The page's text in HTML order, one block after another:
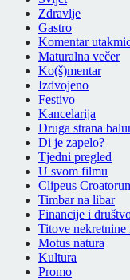
Zdravlje
Gastro
Komentar
Maturalna večer
Ko(š)mentar
Izdvojeno
Festivo
Kancelarija
Druga strana
Di je zapelo?
Tjedni pregled
U svom filmu
Clipeus
Timbar na libar
Financije i
Titove nekretnine
Motus natura
Kultura
Promo